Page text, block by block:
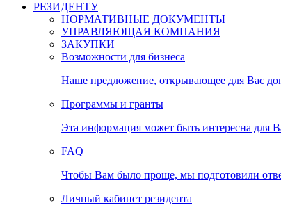
РЕЗИДЕНТУ
НОРМАТИВНЫЕ ДОКУМЕНТЫ
УПРАВЛЯЮЩАЯ КОМПАНИЯ
ЗАКУПКИ
Возможности для бизнеса
Наше предложение, открывающее для Вас
Программы и гранты
Эта информация может быть интересна для
FAQ
Чтобы Вам было проще, мы подготовили
Личный кабинет резидента